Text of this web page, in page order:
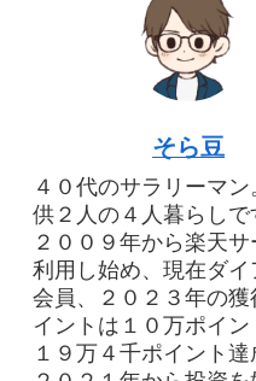
そら豆
４０代のサラリーマ
供２人の４人暮らしで
２００９年から楽天サ
利用し始め、現在ダイ
会員、２０２３年の獲
イントは１０万ポイ
１９万４千ポイント達